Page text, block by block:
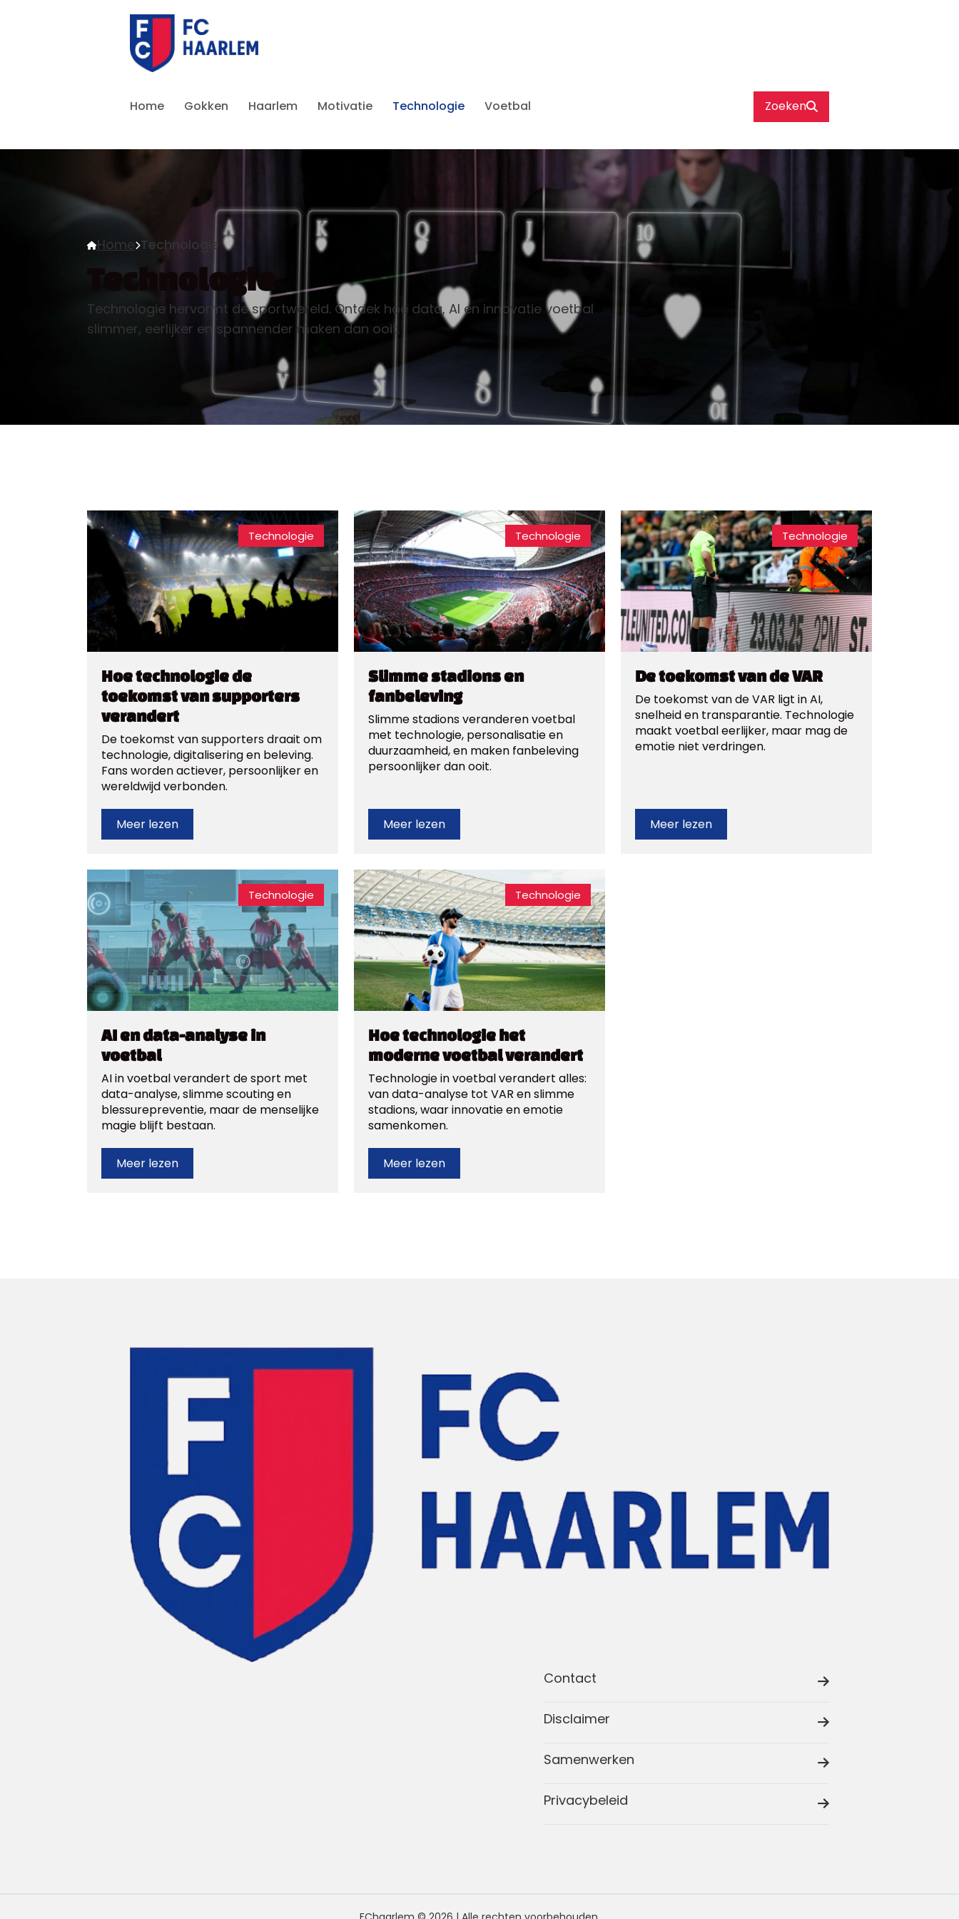
Home Gokken Haarlem Motivatie Technologie Voetbal Zoeken
Home Technologie
Technologie
Technologie hervormt de sportwereld. Ontdek hoe data, AI en innovatie voetbal
slimmer, eerlijker en spannender maken dan ooit.
Technologie
Hoe technologie de
toekomst van supporters
verandert
De toekomst van supporters draait om
technologie, digitalisering en beleving.
Fans worden actiever, persoonlijker en
wereldwijd verbonden.
Meer lezen
Technologie
Slimme stadions en
fanbeleving
Slimme stadions veranderen voetbal
met technologie, personalisatie en
duurzaamheid, en maken fanbeleving
persoonlijker dan ooit.
Meer lezen
Technologie
De toekomst van de VAR
De toekomst van de VAR ligt in AI,
snelheid en transparantie. Technologie
maakt voetbal eerlijker, maar mag de
emotie niet verdringen.
Meer lezen
Technologie
AI en data-analyse in
voetbal
AI in voetbal verandert de sport met
data-analyse, slimme scouting en
blessurepreventie, maar de menselijke
magie blijft bestaan.
Meer lezen
Technologie
Hoe technologie het
moderne voetbal verandert
Technologie in voetbal verandert alles:
van data-analyse tot VAR en slimme
stadions, waar innovatie en emotie
samenkomen.
Meer lezen
Contact
Disclaimer
Samenwerken
Privacybeleid